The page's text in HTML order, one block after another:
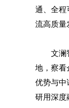
通、全程
流高质量
文澜
地，察看
优势与中
研用深度